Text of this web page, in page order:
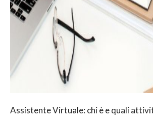
Assistente Virtuale: chi è e quali